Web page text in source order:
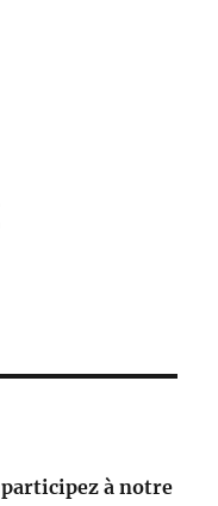
participez à notre